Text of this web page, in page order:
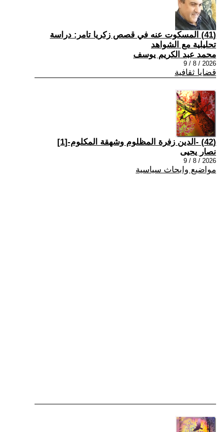
(41) المسكوت عنه في قصص زكريا تامر: دراسة
تحليلية مع الشواهد
محمد عبد الكريم يوسف
2026 / 8 / 9
قضايا ثقافية
(42) -الدين زفرة المظلوم وشهقة المكلوم-[1]
نصار يحيى
2026 / 8 / 9
مواضيع وابحاث سياسية